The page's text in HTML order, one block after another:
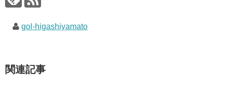
gol-higashiyamato
関連記事